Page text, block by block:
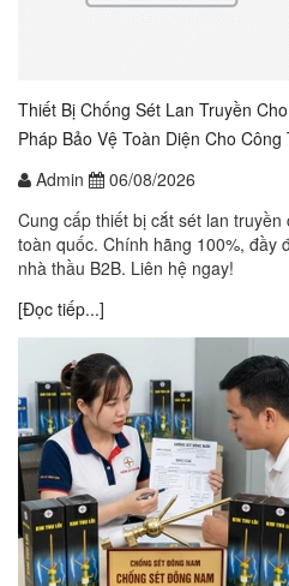
Thiết Bị Chống Sét Lan Truyền
Pháp Bảo Vệ Toàn Diện Cho Công
Admin
06/08/2026
Cung cấp thiết bị cắt sét lan
toàn quốc. Chính hãng 100%, đầy
nhà thầu B2B. Liên hệ ngay!
[Đọc tiếp...]